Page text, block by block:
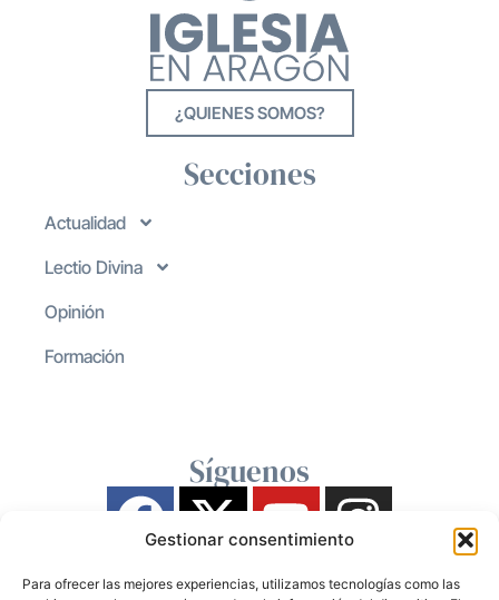
Gestionar consentimiento
Para ofrecer las mejores experiencias, utilizamos tecnologías como las
¿QUIENES SOMOS?
Secciones
Actualidad
Lectio Divina
Opinión
Formación
Síguenos